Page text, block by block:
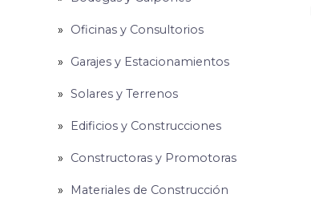
Oficinas y Consultorios
Garajes y Estacionamientos
Solares y Terrenos
Edificios y Construcciones
Constructoras y Promotoras
Materiales de Construcción